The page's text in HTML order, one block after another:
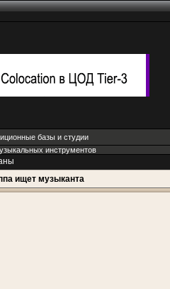
базы и студии
инструментов
ищет музыканта